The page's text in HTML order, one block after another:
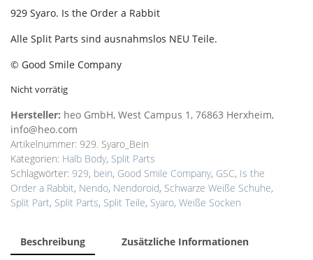
929 Syaro. Is the Order a Rabbit
Alle Split Parts sind ausnahmslos NEU Teile.
© Good Smile Company
Nicht vorrätig
Hersteller: heo GmbH, West Campus 1, 76863 Herxheim,
info@heo.com
Artikelnummer: 929. Syaro_Bein
Kategorien: Halb Body, Split Parts
Schlagwörter: 929, bein, Good Smile Company, GSC, Is the
Order a Rabbit, Nendo, Nendoroid, Schwarze Weiße Schuhe,
Split Part, Split Parts, Split Teile, Syaro, Weiße Socken
Beschreibung
Zusätzliche Informationen